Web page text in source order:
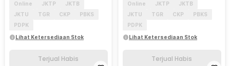
Online JKTP
JKTB
JKTU
TGR CKP
PBKS
PDPK
Lihat Ketersediaan Stok
Terjual Habis
Online JKTP
JKTB
JKTU
TGR CKP
PBKS
PDPK
Lihat Ketersediaan Stok
Terjual Habis